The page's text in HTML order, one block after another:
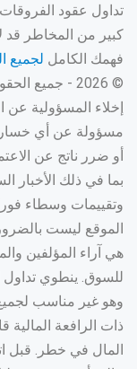
تداول عقود
كبير من المخاطر قد
فهمك الكامل لجميع
© 2026 - جميع الحقوق محفوظة لموقع التداول بسهولة.
إخلاء المسؤولية عن
مسؤولة عن أي
أو ضرر ناتج عن
بما في ذلك الأخبار
وتقييمات وسطاء
الموقع ليست
هي آراء المؤلفين
للسوق. ينطوي
وهو غير مناسب
ذات الرافعة المالية
المال في خطر. قبل